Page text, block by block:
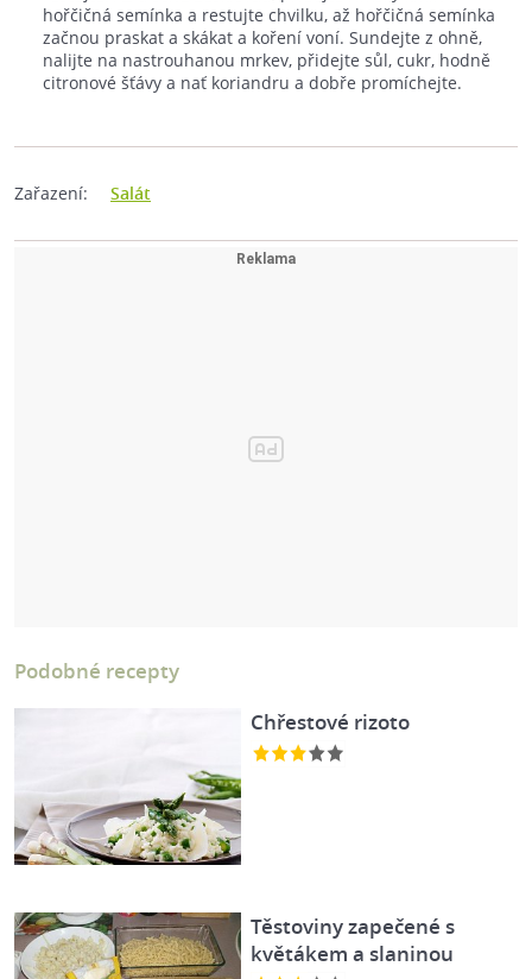
hořčičná semínka a restujte chvilku, až hořčičná semínka
začnou praskat a skákat a koření voní. Sundejte z ohně,
nalijte na nastrouhanou mrkev, přidejte sůl, cukr, hodně
citronové šťávy a nať koriandru a dobře promíchejte.
Zařazení: Salát
Podobné recepty
Chřestové rizoto
Těstoviny zapečené s
květákem a slaninou